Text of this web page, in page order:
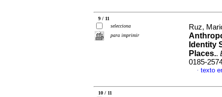
9 / 11
selecciona
para imprimir
Ruz,
Identity
Places..
0185-
· texto
10 / 11